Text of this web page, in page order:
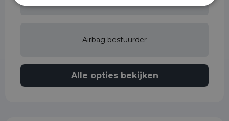
Airbag bestuurder
Alle opties bekijken